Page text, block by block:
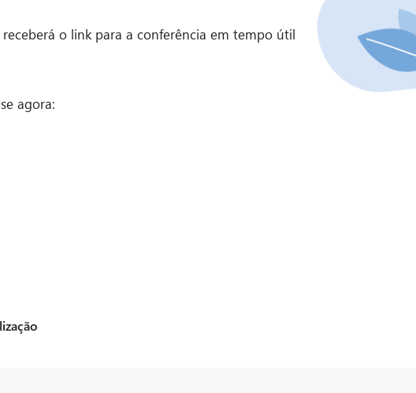
o link para a conferência em tempo útil
agora: